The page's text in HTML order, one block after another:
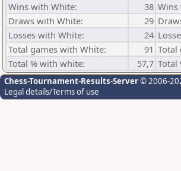
Wins with White:
38 Wins
Draws with White:
29
Losses with White:
24
Total games with White:
91 Total
Total % with white:
57,7 Total
Chess-Tournament-Results-Server© 2006-
Legal details/Terms of use